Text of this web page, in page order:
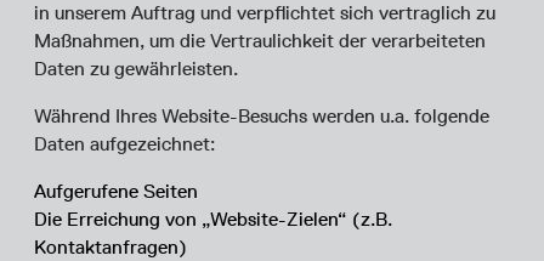
in unserem Auftrag und verpflichtet sich vertraglich zu
Maßnahmen, um die Vertraulichkeit der verarbeiteten
Daten zu gewährleisten.
Während Ihres Website-Besuchs werden u.a. folgende
Daten aufgezeichnet:
Aufgerufene Seiten
Die Erreichung von „Website-Zielen“ (z.B.
Kontaktanfragen)